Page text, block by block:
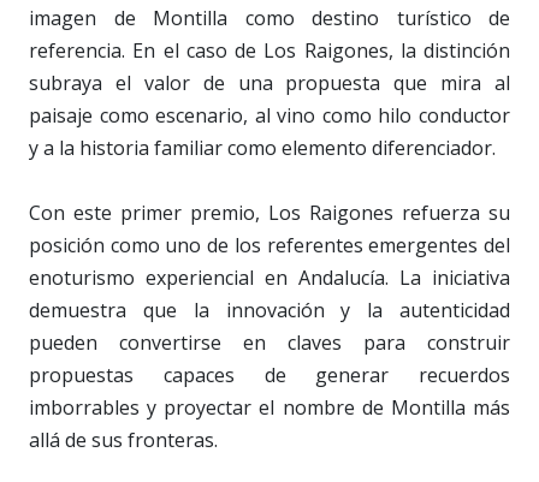
imagen de Montilla como destino turístico de
referencia. En el caso de Los Raigones, la distinción
subraya el valor de una propuesta que mira al
paisaje como escenario, al vino como hilo conductor
y a la historia familiar como elemento diferenciador.
Con este primer premio, Los Raigones refuerza su
posición como uno de los referentes emergentes del
enoturismo experiencial en Andalucía. La iniciativa
demuestra que la innovación y la autenticidad
pueden convertirse en claves para construir
propuestas capaces de generar recuerdos
imborrables y proyectar el nombre de Montilla más
allá de sus fronteras.